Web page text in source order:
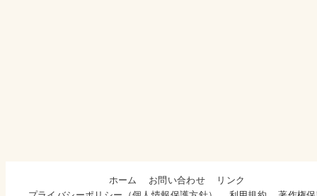
ホーム お問い合わせ
リンク